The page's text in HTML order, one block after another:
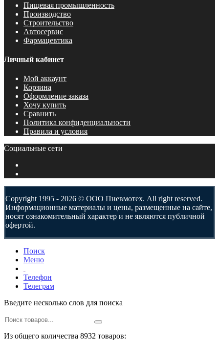
Пищевая промышленность
Производство
Строительство
Автосервис
Фармацевтика
Личный кабинет
Мой аккаунт
Корзина
Оформление заказа
Хочу купить
Сравнить
Политика конфиденциальности
Правила и условия
Социальные сети
Copyright 1995 - 2026 © ООО Пневмотех. All right reserved.
Информационные материалы и цены, размещенные на сайте,
носят ознакомительный характер и не являются публичной
офертой.
Поиск
Меню
Телефон
Телеграм
Введите несколько слов для поиска
Из общего количества 8932 товаров: